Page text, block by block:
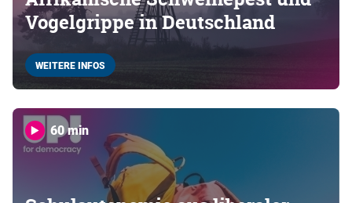
Vogelgrippe in Deutschland
WEITERE INFOS
60 min